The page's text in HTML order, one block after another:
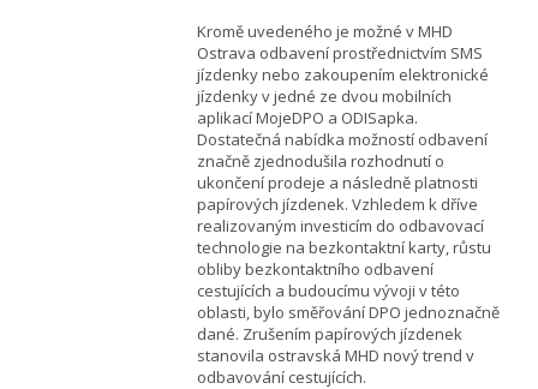
Kromě uvedeného je možné v MHD
Ostrava odbavení prostřednictvím SMS
jízdenky nebo zakoupením elektronické
jízdenky v jedné ze dvou mobilních
aplikací MojeDPO a ODISapka.
Dostatečná nabídka možností odbavení
značně zjednodušila rozhodnutí o
ukončení prodeje a následně platnosti
papírových jízdenek. Vzhledem k dříve
realizovaným investicím do odbavovací
technologie na bezkontaktní karty, růstu
obliby bezkontaktního odbavení
cestujících a budoucímu vývoji v této
oblasti, bylo směřování DPO jednoznačně
dané. Zrušením papírových jízdenek
stanovila ostravská MHD nový trend v
odbavování cestujících.